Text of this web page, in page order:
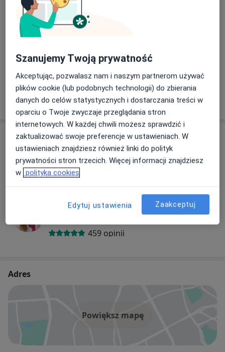
histopatologicznym
500 zł
230 zł
W jaki sposób ustalane są ceny?
Specjaliści
Dermatolog
lek. Justyna Tokarz
459 opinii
Adres
Powiększ mapę
Szanujemy Twoją prywatność
Akceptując, pozwalasz nam i naszym partnerom używać
plików cookie (lub podobnych technologii) do zbierania
danych do celów statystycznych i dostarczania treści w
oparciu o Twoje zwyczaje przeglądania stron
internetowych. W każdej chwili możesz sprawdzić i
zaktualizować swoje preferencje w ustawieniach. W
ustawieniach znajdziesz również linki do polityk
prywatności stron trzecich. Więcej informacji znajdziesz
w polityka cookies
Edytuj ustawienia Zaakceptuj